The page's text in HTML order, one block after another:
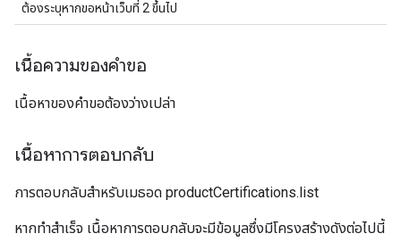
ต้องระบุหากขอหน้าเว็บที่ 2 ขึ้นไป
เนื้อความของคำขอ
เนื้อหาของคำขอต้องว่างเปล่า
เนื้อหาการตอบกลับ
การตอบกลับสำหรับเมธอด productCertifications.list
หากทำสำเร็จ เนื้อหาการตอบกลับจะมีข้อมูลซึ่งมีโครงสร้างดังต่อไปนี้